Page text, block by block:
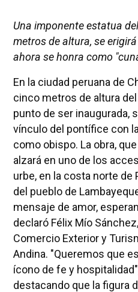
Una imponente estatua
metros de altura, se
ahora se honra como
En la ciudad peruana de
cinco metros de altura del
punto de ser inaugurada,
vínculo del pontífice con
como obispo. La obra,
alzará en uno de los
urbe, en la costa norte de
del pueblo de
mensaje de amor,
declaró Félix Mío
Comercio Exterior y
Andina. "Queremos que
ícono de fe y
destacando que la figura